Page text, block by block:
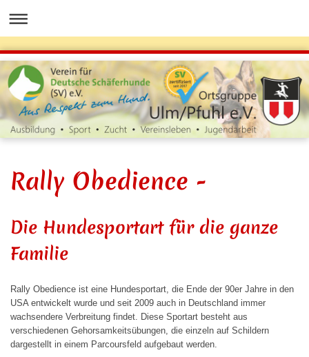
Rally Obedience -
Die Hundesportart für die ganze
Familie
Rally Obedience ist eine Hundesportart, die Ende der 90er Jahre in den
USA entwickelt wurde und seit 2009 auch in Deutschland immer
wachsendere Verbreitung findet. Diese Sportart besteht aus
verschiedenen Gehorsamkeitsübungen, die einzeln auf Schildern
dargestellt in einem Parcoursfeld aufgebaut werden.